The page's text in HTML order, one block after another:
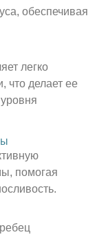
обеспечивая
легко
что делает ее
помогая